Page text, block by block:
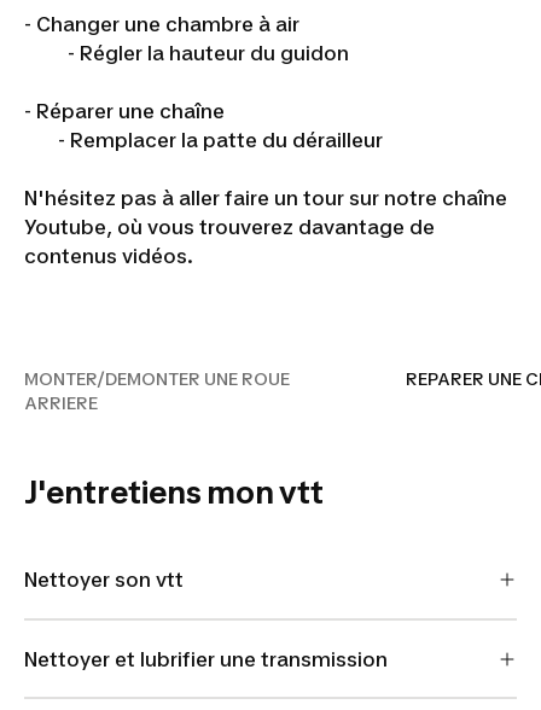
- Changer une chambre à air
- Régler la hauteur du guidon
- Réparer une chaîne
- Remplacer la patte du dérailleur
N'hésitez pas à aller faire un tour sur notre chaîne
Youtube, où vous trouverez davantage de
contenus vidéos.
MONTER/DEMONTER UNE ROUE
ARRIERE
REPARER UNE
J'entretiens mon vtt
Nettoyer son vtt
Nettoyer et lubrifier une transmission